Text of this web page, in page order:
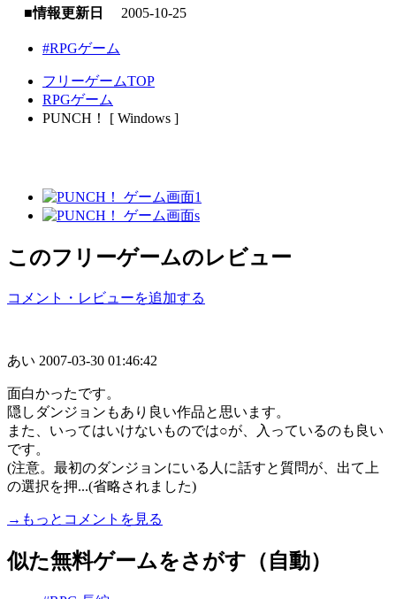
■情報更新日
2005-10-25
#RPGゲーム
フリーゲームTOP
RPGゲーム
PUNCH！ [ Windows ]
このフリーゲームのレビュー
コメント・レビューを追加する
あい 2007-03-30 01:46:42
面白かったです。
隠しダンジョンもあり良い作品と思います。
また、いってはいけないものでは○が、入っているのも良い
です。
(注意。最初のダンジョンにいる人に話すと質問が、出て上
の選択を押...(省略されました)
→もっとコメントを見る
似た無料ゲームをさがす（自動）